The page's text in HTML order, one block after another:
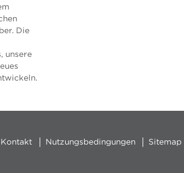
Die
unsere
Kontakt Nutzungsbedingungen Sitemap